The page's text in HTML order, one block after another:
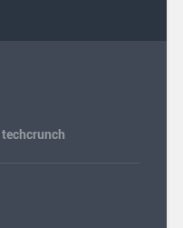
techcrunch